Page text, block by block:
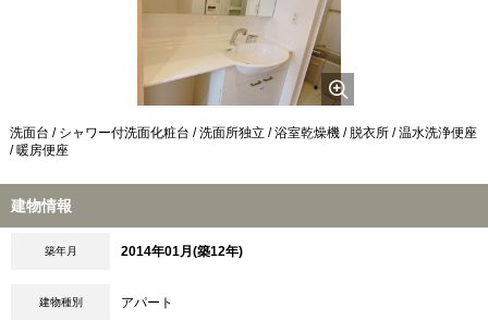
洗面台 / シャワー付洗面化粧台 / 洗面所独立 / 浴室乾燥機 / 脱衣所 / 温水洗浄便座
/ 暖房便座
建物情報
築年月 2014年01月(築12年)
建物種別 アパート